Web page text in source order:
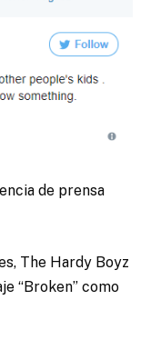
de prensa
The Hardy Boyz
“Broken” como